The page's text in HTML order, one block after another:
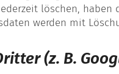
löschen,
werden mit
(z. B.